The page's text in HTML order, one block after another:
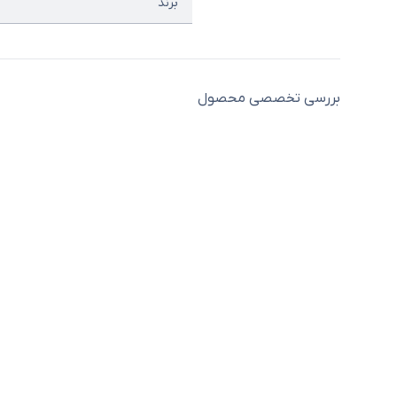
بررسی تخصصی محصول